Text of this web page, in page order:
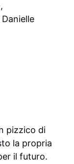
,
pizzico di
la propria
il futuro.